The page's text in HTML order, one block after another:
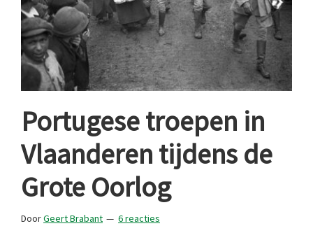
Portugese troepen in
Vlaanderen tijdens de
Grote Oorlog
DoorGeert Brabant
6 reacties